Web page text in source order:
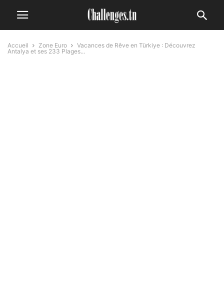
Accueil Zone Euro
Vacances de Rêve en Türkiye : Découvrez
Antalya et ses 233 Plages...